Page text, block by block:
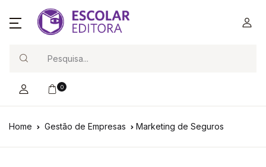
0
Home Gestão de Empresas Marketing de Seguros